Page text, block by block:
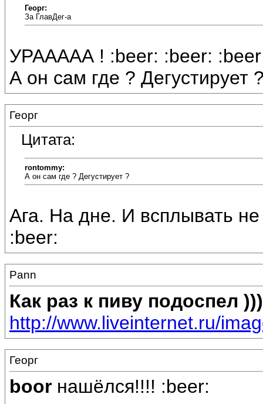
Георг:
За ГлавДег-а
УРААААА ! :beer: :beer:
А он сам где ? Дегустирует
Георг
Цитата:
rontommy:
А он сам где ? Дегустирует ?
Ага. На дне. И всплывать
:beer:
Pann
Как раз к пиву подоспел )))
http://www.liveinternet.ru/
Георг
boor нашёлся!!!! :beer: